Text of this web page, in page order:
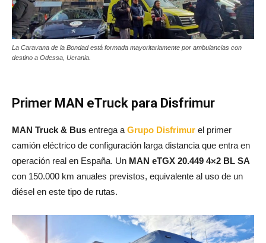
La Caravana de la Bondad está formada mayoritariamente por ambulancias con
destino a Odessa, Ucrania.
Primer MAN eTruck para Disfrimur
MAN Truck & Bus entrega aGrupo Disfrimur el primer
camión eléctrico de configuración larga distancia que entra en
operación real en España. Un MAN eTGX 20.449 4×2 BL SA
con 150.000 km anuales previstos, equivalente al uso de un
diésel en este tipo de rutas.